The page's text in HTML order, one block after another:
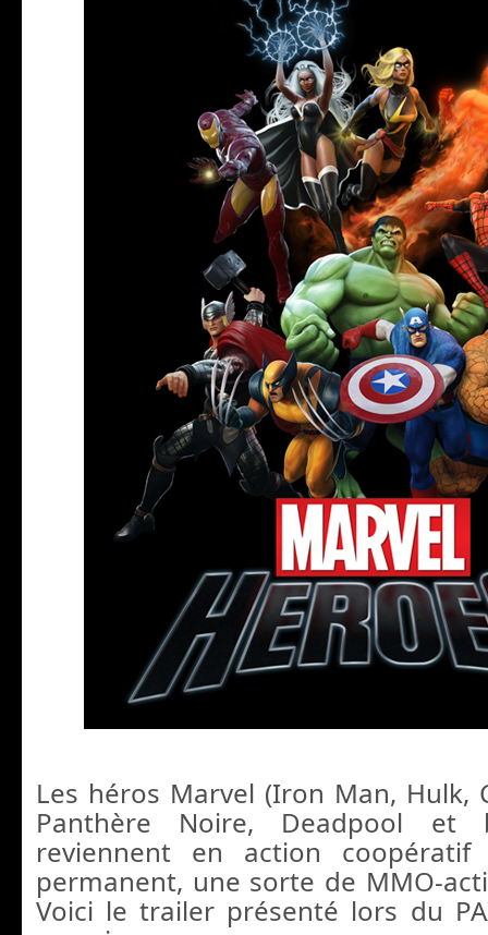
Les héros Marvel (Iron Man, Hulk,
Panthère Noire, Deadpool et
reviennent en action
permanent, une sorte de MMO-
Voici le trailer présenté lors du